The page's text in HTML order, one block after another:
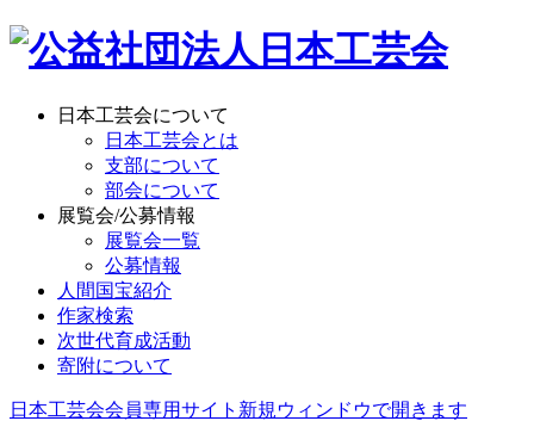
日本工芸会について
日本工芸会とは
支部について
部会について
展覧会/公募情報
展覧会一覧
公募情報
人間国宝紹介
作家検索
次世代育成活動
寄附について
日本工芸会会員専用サイト 新規ウィンドウで開きます